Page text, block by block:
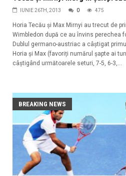
IUNIE 26TH, 2013 0 475
Horia Tecău și Max Mirnyi au trecut de
Wimbledon după ce au învins perechea
Dublul germano-austriac a câștigat
Horia și Max (favoriți numărul șapte ai
câștigând următoarele seturi, 7-5, 6-3,...
BREAKING NEWS